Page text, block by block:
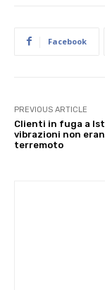
Facebook
PREVIOUS ARTICLE
Clienti in fuga a
vibrazioni non
terremoto